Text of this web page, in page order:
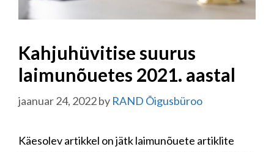
Kahjuhüvitise suurus
laimunõuetes 2021. aastal
jaanuar 24, 2022by RAND Õigusbüroo
Käesolev artikkel on jätk laimunõuete artiklite